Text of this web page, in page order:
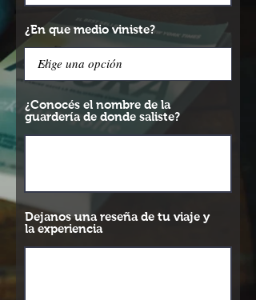
¿En que medio viniste?
¿Conocés el nombre de la
guardería de donde saliste?
Dejanos una reseña de tu viaje y
la experiencia